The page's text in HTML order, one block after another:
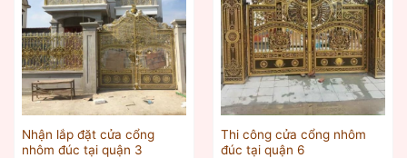
Nhận lắp đặt cửa cổng
nhôm đúc tại quận 3
Thi công cửa cổng nhôm
đúc tại quận 6